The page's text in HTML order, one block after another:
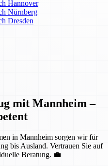
Hannover
Nürnberg
Dresden
mit Mannheim –
in Mannheim sorgen wir für
bis Ausland. Vertrauen Sie auf
Beratung. 💼